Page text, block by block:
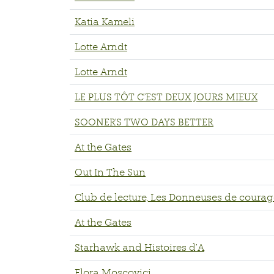
Katia Kameli
Lotte Arndt
Lotte Arndt
LE PLUS TÔT C'EST DEUX JOURS MIEUX
SOONER'S TWO DAYS BETTER
At the Gates
Out In The Sun
Club de lecture, Les Donneuses de
At the Gates
Starhawk and Histoires d’A